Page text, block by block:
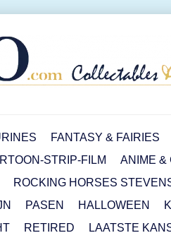
FANTASY & FAIRIES
STRIP-FILM
ANIME &
ROCKING HORSES
PASEN HALLOWEEN
RETIRED
LAATSTE